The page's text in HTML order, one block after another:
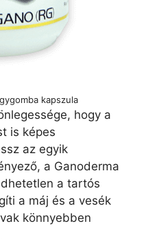
kapszula
hogy a
is képes
az egyik
a Ganoderma
a tartós
a máj és a vesék
könnyebben